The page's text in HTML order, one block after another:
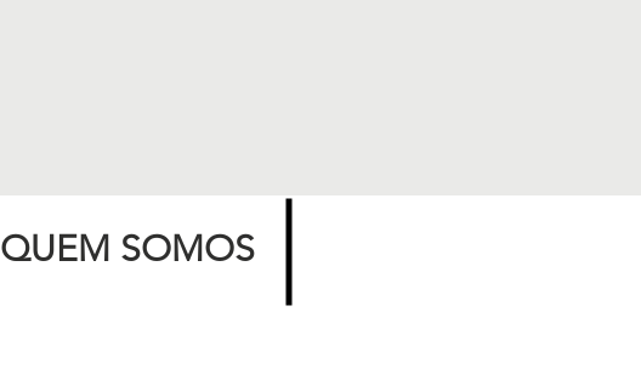
QUEM SOMOS